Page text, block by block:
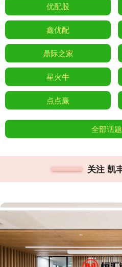
优配股
鑫优配
鼎际之家
星火牛
点点赢
全部话
关注 凯